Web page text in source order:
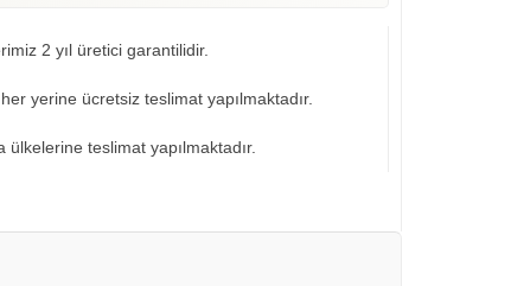
2 yıl üretici garantilidir.
yerine ücretsiz teslimat yapılmaktadır.
ülkelerine teslimat yapılmaktadır.